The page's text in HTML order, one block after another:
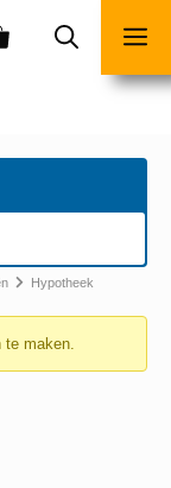
Hypotheek
te maken.